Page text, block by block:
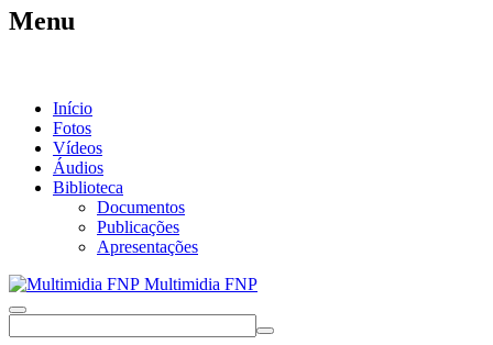
Menu
Início
Fotos
Vídeos
Áudios
Biblioteca
Documentos
Publicações
Apresentações
Multimidia FNP